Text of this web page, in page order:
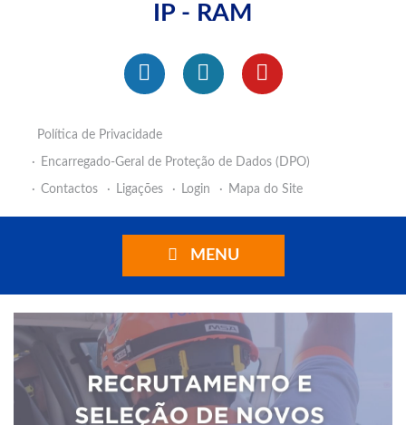
IP - RAM
Política de Privacidade
Encarregado-Geral de Proteção de Dados (DPO)
Contactos
Ligações Login Mapa do Site
MENU